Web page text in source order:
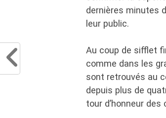
dernières minutes
leur public.
Au coup de sifflet
comme dans les
sont retrouvés au
depuis plus de
tour d’honneur